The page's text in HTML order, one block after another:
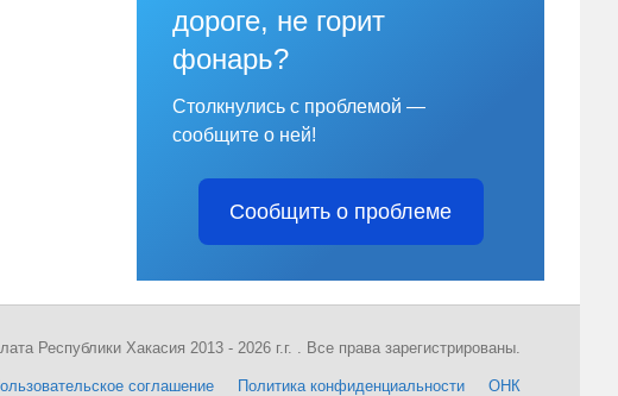
дороге, не горит
фонарь?
Столкнулись с проблемой —
сообщите о ней!
Сообщить о проблеме
соглашение Политика конфиденциальности ОНК
Республики Хакасия 2013 - 2026 г.г. . Все права зарегистрированы.